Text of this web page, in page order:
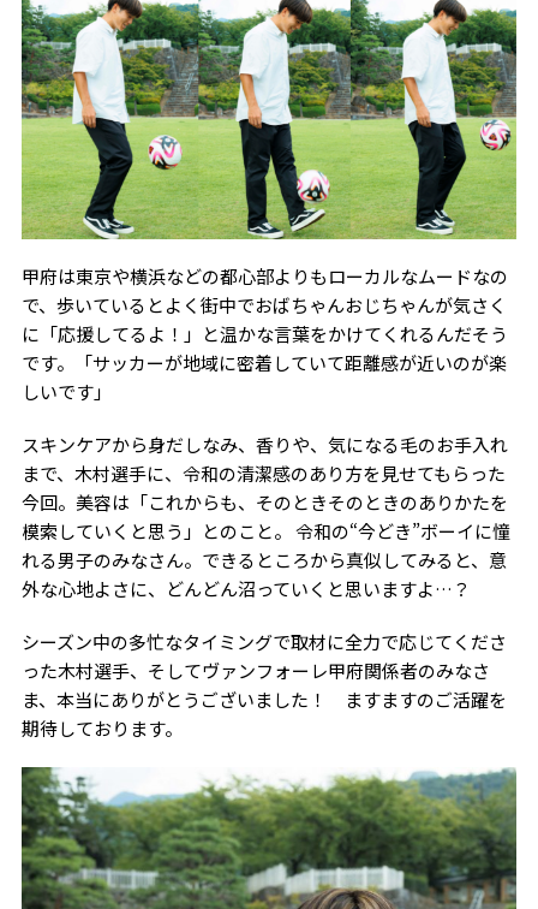
甲府は東京や横浜などの都心部よりもローカルなムードなの
で、歩いているとよく街中でおばちゃんおじちゃんが気さく
に「応援してるよ！」と温かな言葉をかけてくれるんだそう
です。「サッカーが地域に密着していて距離感が近いのが楽
しいです」
スキンケアから身だしなみ、香りや、気になる毛のお手入れ
まで、木村選手に、令和の清潔感のあり方を見せてもらった
今回。美容は「これからも、そのときそのときのありかたを
模索していくと思う」とのこと。 令和の“今どき”ボーイに憧
れる男子のみなさん。できるところから真似してみると、意
外な心地よさに、どんどん沼っていくと思いますよ…？
シーズン中の多忙なタイミングで取材に全力で応じてくださ
った木村選手、そしてヴァンフォーレ甲府関係者のみなさ
ま、本当にありがとうございました！ ますますのご活躍を
期待しております。